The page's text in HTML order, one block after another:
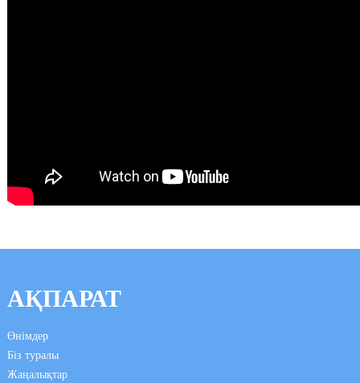
АҚПАРАТ
Өнімдер
Біз туралы
Жаңалықтар